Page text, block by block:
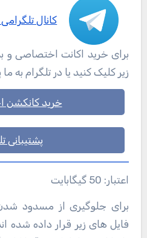
کانال تلگرامی V2ray.tel
برای خرید اکانت اختصاصی
زیر کلیک کنید یا در تلگرام به
خرید کانکشن
پشتیبانی
اعتبار: 50 گیگابایت
برای جلوگیری از مسدود
فایل های زیر قرار داده شده